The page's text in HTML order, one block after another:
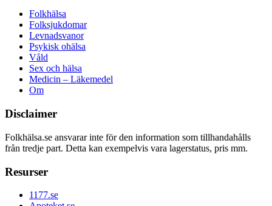
Folkhälsa
Folksjukdomar
Levnadsvanor
Psykisk ohälsa
Våld
Sex och hälsa
Medicin – Läkemedel
Om
Disclaimer
Folkhälsa.se ansvarar inte för den information som tillhandahålls
från tredje part. Detta kan exempelvis vara lagerstatus, pris mm.
Resurser
1177.se